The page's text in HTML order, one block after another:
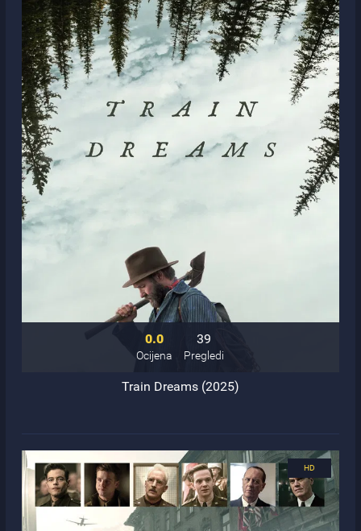
0.0
Ocijena
39
Pregledi
Train Dreams (2025)